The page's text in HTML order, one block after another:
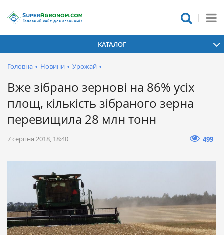
КАТАЛОГ
Головна • Новини • Урожай •
Вже зібрано зернові на 86% усіх
площ, кількість зібраного зерна
перевищила 28 млн тонн
7 серпня 2018, 18:40 499